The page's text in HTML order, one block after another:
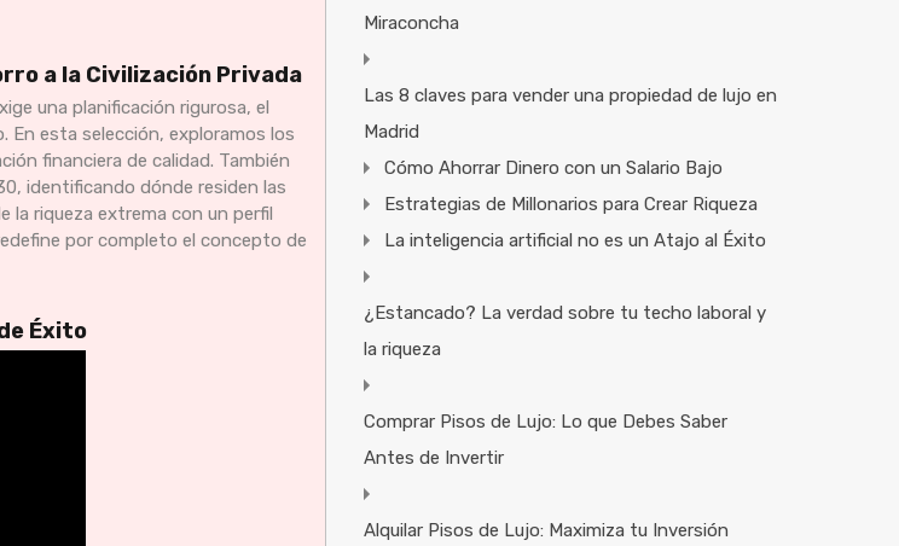
a la Civilización Privada
una planificación rigurosa, el
En esta selección, exploramos los
financiera de calidad. También
identificando dónde residen las
la riqueza extrema con un perfil
por completo el concepto de
Éxito
Miraconcha
Las 8 claves para vender una propiedad de lujo en
Madrid
Cómo Ahorrar Dinero con un Salario Bajo
Estrategias de Millonarios para Crear Riqueza
La inteligencia artificial no es un Atajo al Éxito
¿Estancado? La verdad sobre tu techo laboral y
la riqueza
Comprar Pisos de Lujo: Lo que Debes Saber
Antes de Invertir
Alquilar Pisos de Lujo: Maximiza tu Inversión